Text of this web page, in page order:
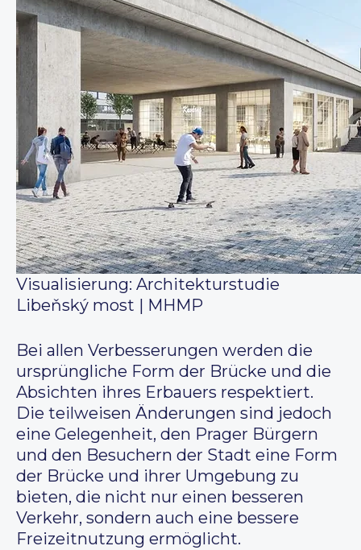
Visualisierung: Architekturstudie
Libeňský most | MHMP
Bei allen Verbesserungen werden die
ursprüngliche Form der Brücke und die
Absichten ihres Erbauers respektiert.
Die teilweisen Änderungen sind jedoch
eine Gelegenheit, den Prager Bürgern
und den Besuchern der Stadt eine Form
der Brücke und ihrer Umgebung zu
bieten, die nicht nur einen besseren
Verkehr, sondern auch eine bessere
Freizeitnutzung ermöglicht.